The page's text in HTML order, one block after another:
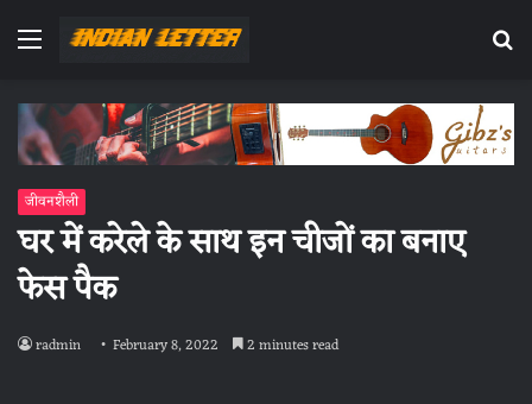
Menu
जीवनशैली
घर में करेले के साथ इन चीजों का बनाए
फेस पैक
radmin February 8, 2022 2 minutes read